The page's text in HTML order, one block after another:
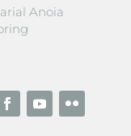
Anoia